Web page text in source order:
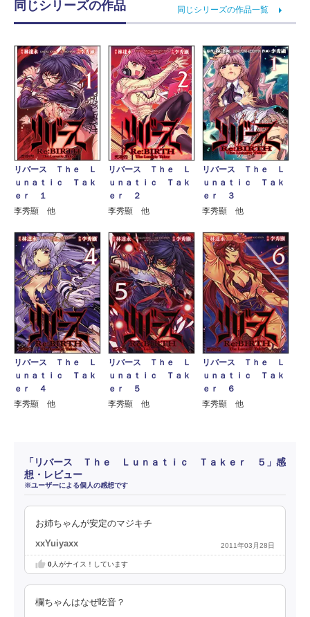
同じシリーズの作品 同じシリーズの作品一覧
リバース Ｔｈｅ Ｌ
ｕｎａｔｉｃ Ｔａｋ
ｅｒ １
李秀顯 他
リバース Ｔｈｅ Ｌ
ｕｎａｔｉｃ Ｔａｋ
ｅｒ ２
李秀顯 他
リバース Ｔｈｅ Ｌ
ｕｎａｔｉｃ Ｔａｋ
ｅｒ ３
李秀顯 他
リバース Ｔｈｅ Ｌ
ｕｎａｔｉｃ Ｔａｋ
ｅｒ ４
李秀顯 他
リバース Ｔｈｅ Ｌ
ｕｎａｔｉｃ Ｔａｋ
ｅｒ ５
李秀顯 他
リバース Ｔｈｅ Ｌ
ｕｎａｔｉｃ Ｔａｋ
ｅｒ ６
李秀顯 他
「リバース Ｔｈｅ Ｌｕｎａｔｉｃ Ｔａｋｅｒ ５」感
想・レビュー
※ユーザーによる個人の感想です
お姉ちゃんが安定のマジキチ
xxYuiyaxx 2011年03月28日
0人がナイス！しています
欄ちゃんはなぜ吃音？